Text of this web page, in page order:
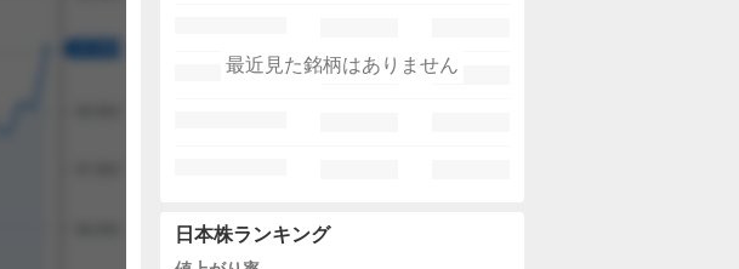
最近見た銘柄はありません
日本株ランキング